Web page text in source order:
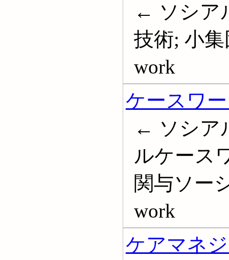
← ソシア
技術; 小集
work
ケースワ
← ソシア
ルケース
関与ソー
work
ケアマネ